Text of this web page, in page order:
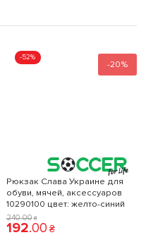
-20%
-52%
Рюкзак Слава Украине для
обуви, мячей, аксессуаров
10290100 цвет: желто-синий
240.00 ₴
192.00 ₴